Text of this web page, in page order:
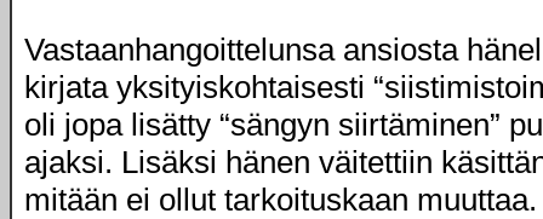
Vastaanhangoittelunsa ansiosta
kirjata yksityiskohtaisesti
oli jopa lisätty “sängyn siirtäminen”
ajaksi. Lisäksi hänen väitettiin
mitään ei ollut tarkoituskaan muuttaa.